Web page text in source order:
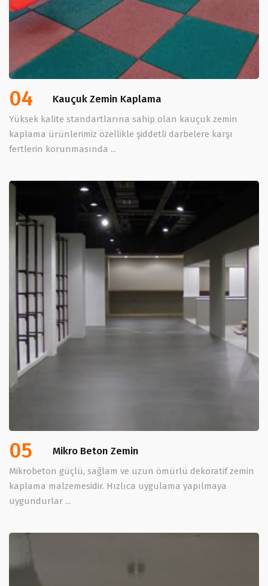
04 Kauçuk Zemin Kaplama
Yüksek kalite standartlarına sahip olan kauçuk zemin
kaplama ürünlerimiz özellikle şiddetli darbelere karşı
fertlerin korunmasında ...
05 Mikro Beton Zemin
Mikrobeton güçlü, sağlam ve uzun ömürlü dekoratif zemin
kaplama malzemesidir. Hızlıca uygulama yapılmaya
uygundurlar ...